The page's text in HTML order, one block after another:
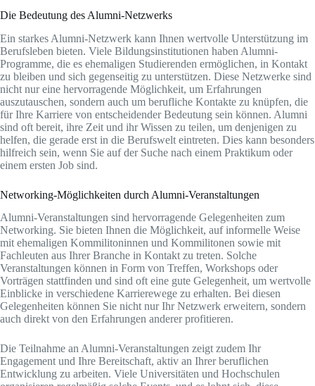
Die Bedeutung des Alumni-Netzwerks
Ein starkes Alumni-Netzwerk kann Ihnen wertvolle Unterstützung im
Berufsleben bieten. Viele Bildungsinstitutionen haben Alumni-
Programme, die es ehemaligen Studierenden ermöglichen, in Kontakt
zu bleiben und sich gegenseitig zu unterstützen. Diese Netzwerke sind
nicht nur eine hervorragende Möglichkeit, um Erfahrungen
auszutauschen, sondern auch um berufliche Kontakte zu knüpfen, die
für Ihre Karriere von entscheidender Bedeutung sein können. Alumni
sind oft bereit, ihre Zeit und ihr Wissen zu teilen, um denjenigen zu
helfen, die gerade erst in die Berufswelt eintreten. Dies kann besonders
hilfreich sein, wenn Sie auf der Suche nach einem Praktikum oder
einem ersten Job sind.
Networking-Möglichkeiten durch Alumni-Veranstaltungen
Alumni-Veranstaltungen sind hervorragende Gelegenheiten zum
Networking. Sie bieten Ihnen die Möglichkeit, auf informelle Weise
mit ehemaligen Kommilitoninnen und Kommilitonen sowie mit
Fachleuten aus Ihrer Branche in Kontakt zu treten. Solche
Veranstaltungen können in Form von Treffen, Workshops oder
Vorträgen stattfinden und sind oft eine gute Gelegenheit, um wertvolle
Einblicke in verschiedene Karrierewege zu erhalten. Bei diesen
Gelegenheiten können Sie nicht nur Ihr Netzwerk erweitern, sondern
auch direkt von den Erfahrungen anderer profitieren.
Die Teilnahme an Alumni-Veranstaltungen zeigt zudem Ihr
Engagement und Ihre Bereitschaft, aktiv an Ihrer beruflichen
Entwicklung zu arbeiten. Viele Universitäten und Hochschulen